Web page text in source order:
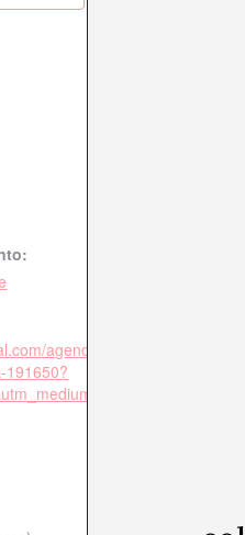
agenda/barcelona/evento/
191650?